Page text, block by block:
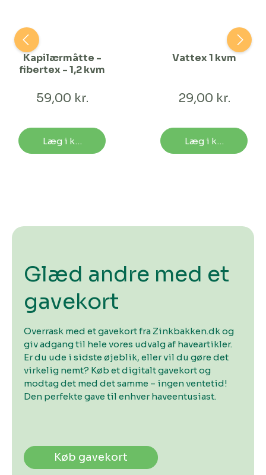
Kapilærmåtte -
fibertex - 1,2 kvm
59,00 kr.
Læg i kurv
Vattex 1 kvm
29,00 kr.
Læg i kurv
Glæd andre med et
gavekort
Overrask med et gavekort fra Zinkbakken.dk og
giv adgang til hele vores udvalg af haveartikler.
Er du ude i sidste øjeblik, eller vil du gøre det
virkelig nemt? Køb et digitalt gavekort og
modtag det med det samme – ingen ventetid!
Den perfekte gave til enhver haveentusiast.
Køb gavekort